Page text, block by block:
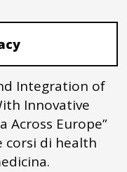
Integration of
Innovative
Across Europe”
corsi di health